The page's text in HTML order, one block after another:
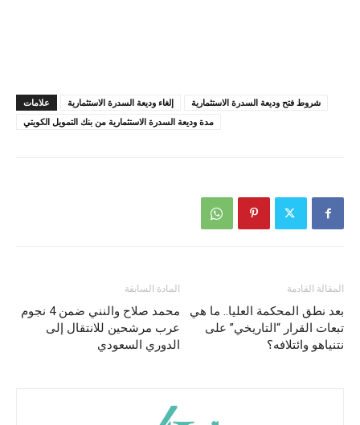
علامات إلغاء وديعة السدرة الاستثمارية
شروط فتح وديعة السدرة الاستثمارية
مدة وديعة السدرة الاستثمارية من بنك التمويل الكويتي
المادة السابقة
محمد صلاح والنني ضمن 4 نجوم
عرب مرشحين للانتقال إلى
الدوري السعودي
المقالة القادمة
بعد نطق المحكمة العليا.. ما هي
تبعات القرار “التاريخي” على
نتنياهو وائتلافه؟